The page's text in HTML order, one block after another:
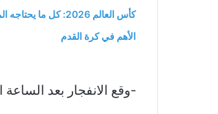
كأس العالم 2026: كل
الأهم في كرة القدم
-وقع الانفجار بعد